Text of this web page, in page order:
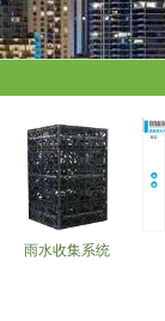
雨水收集系统